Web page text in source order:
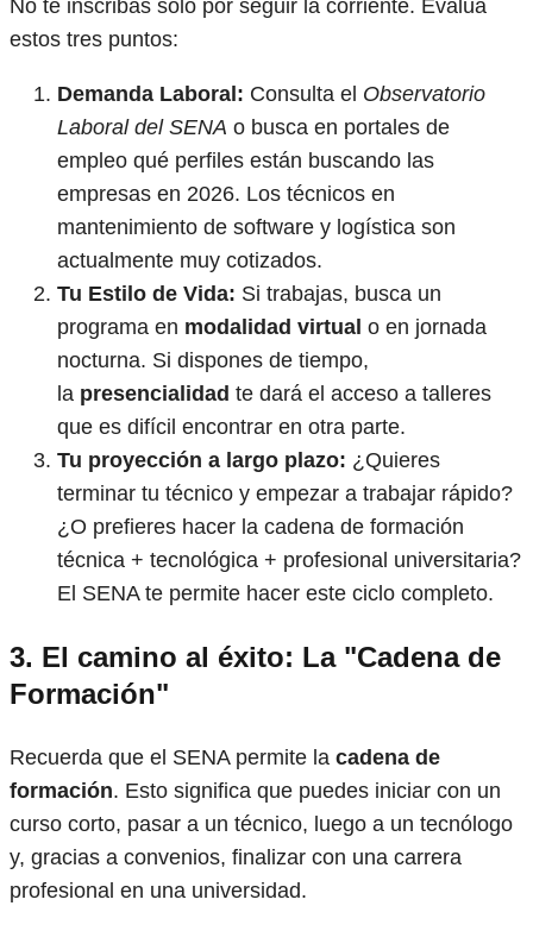
No te inscribas solo por seguir la corriente. Evalúa
estos tres puntos:
Demanda Laboral: Consulta el Observatorio
Laboral del SENA o busca en portales de
empleo qué perfiles están buscando las
empresas en 2026. Los técnicos en
mantenimiento de software y logística son
actualmente muy cotizados.
Tu Estilo de Vida: Si trabajas, busca un
programa en modalidad virtual o en jornada
nocturna. Si dispones de tiempo,
la presencialidad te dará el acceso a talleres
que es difícil encontrar en otra parte.
Tu proyección a largo plazo: ¿Quieres
terminar tu técnico y empezar a trabajar rápido?
¿O prefieres hacer la cadena de formación
técnica + tecnológica + profesional universitaria?
El SENA te permite hacer este ciclo completo.
3. El camino al éxito: La "Cadena de
Formación"
Recuerda que el SENA permite la cadena de
formación. Esto significa que puedes iniciar con un
curso corto, pasar a un técnico, luego a un tecnólogo
y, gracias a convenios, finalizar con una carrera
profesional en una universidad.